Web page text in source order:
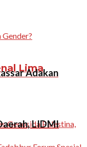
Lima
Adakan
LIDMI